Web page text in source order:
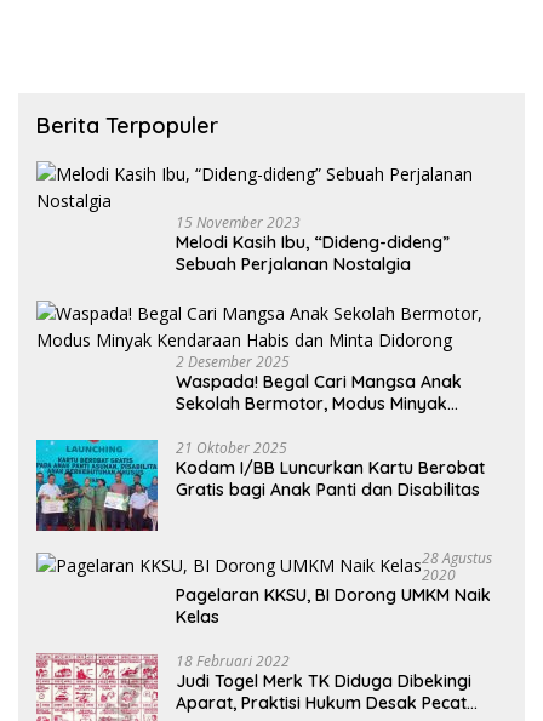
Berita Terpopuler
15 November 2023
Melodi Kasih Ibu, “Dideng-dideng”
Sebuah Perjalanan Nostalgia
2 Desember 2025
Waspada! Begal Cari Mangsa Anak
Sekolah Bermotor, Modus Minyak
21 Oktober 2025
Kodam I/BB Luncurkan Kartu Berobat
Gratis bagi Anak Panti dan Disabilitas
28 Agustus
2020
Pagelaran KKSU, BI Dorong UMKM Naik
Kelas
18 Februari 2022
Judi Togel Merk TK Diduga Dibekingi
Aparat, Praktisi Hukum Desak Pecat